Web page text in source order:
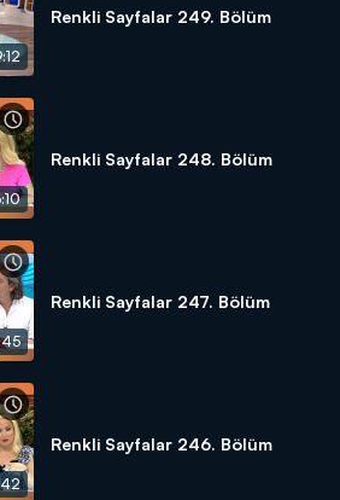
Renkli Sayfalar 249. Bölüm
Renkli Sayfalar 248. Bölüm
Renkli Sayfalar 247. Bölüm
Renkli Sayfalar 246. Bölüm